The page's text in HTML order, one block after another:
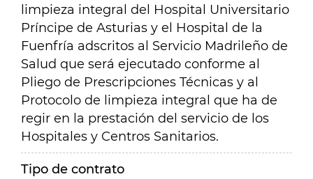
limpieza integral del Hospital Universitario
Príncipe de Asturias y el Hospital de la
Fuenfría adscritos al Servicio Madrileño de
Salud que será ejecutado conforme al
Pliego de Prescripciones Técnicas y al
Protocolo de limpieza integral que ha de
regir en la prestación del servicio de los
Hospitales y Centros Sanitarios.
Tipo de contrato